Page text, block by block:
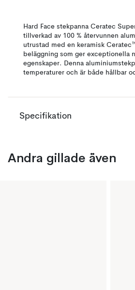
Hard Face stekpanna Ceratec
tillverkad av 100 % återvunnen
utrustad med en keramisk
beläggning som ger exceptionella
egenskaper. Denna
temperaturer och är både hållbar
Specifikation
Andra gillade även